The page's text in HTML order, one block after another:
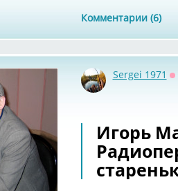
Комментарии (6)
Sergei 1971
Игорь